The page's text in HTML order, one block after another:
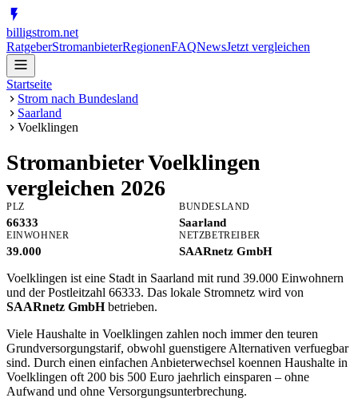
billigstrom.net
RatgeberStromanbieterRegionenFAQNewsJetzt vergleichen
Startseite
Strom nach Bundesland
Saarland
Voelklingen
StromanbieterVoelklingen
vergleichen 2026
PLZ
66333
BUNDESLAND
Saarland
EINWOHNER
39.000
NETZBETREIBER
SAARnetz GmbH
Voelklingen ist eine Stadt in Saarland mit rund 39.000 Einwohnern
und der Postleitzahl 66333. Das lokale Stromnetz wird von
SAARnetz GmbHbetrieben.
Viele Haushalte in Voelklingen zahlen noch immer den teuren
Grundversorgungstarif, obwohl guenstigere Alternativen verfuegbar
sind. Durch einen einfachen Anbieterwechsel koennen Haushalte in
Voelklingen oft 200 bis 500 Euro jaehrlich einsparen – ohne
Aufwand und ohne Versorgungsunterbrechung.